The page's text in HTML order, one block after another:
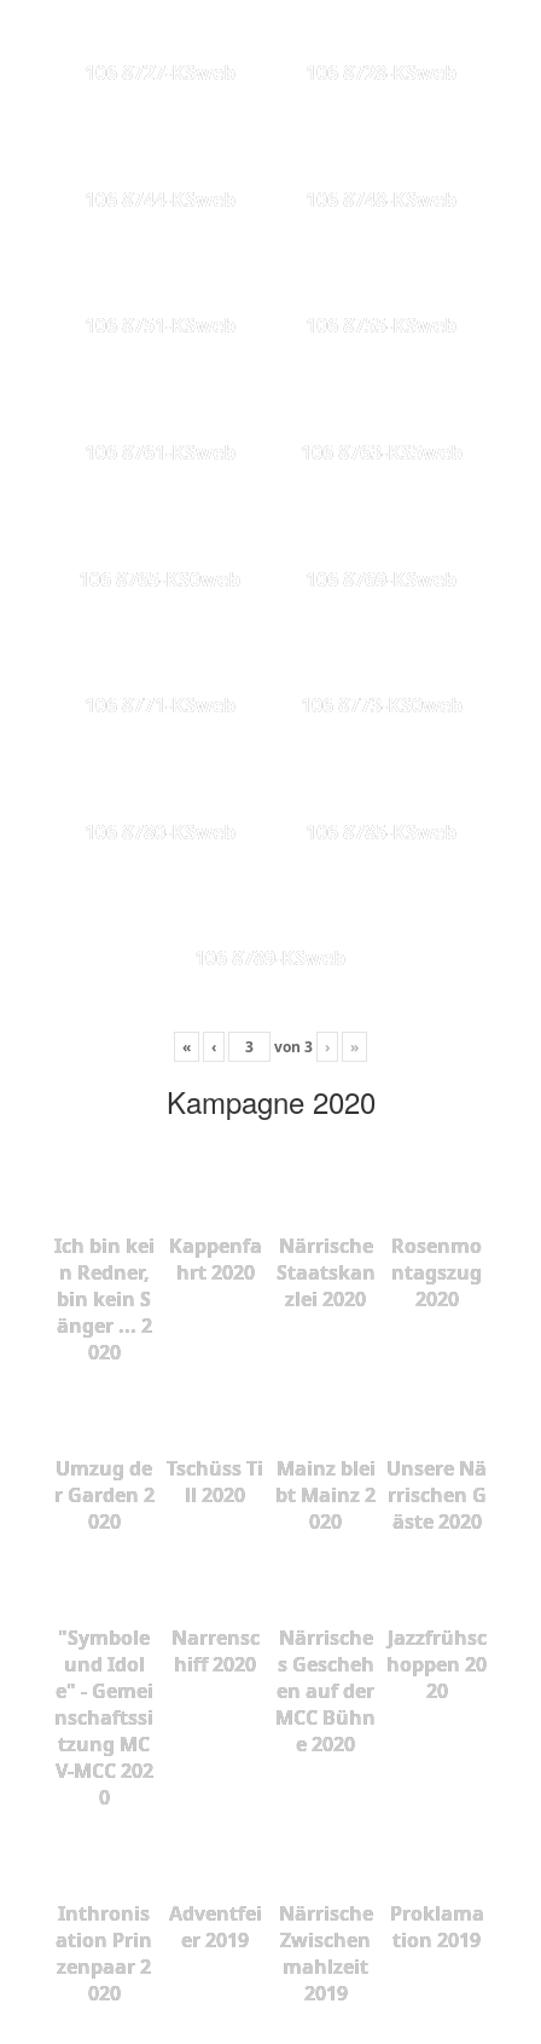
106 8727-KSweb 106 8728-KSweb
106 8744-KSweb 106 8748-KSweb
106 8751-KSweb 106 8755-KSweb
106 8761-KSweb 106 8763-KS5web
106 8765-KS0web 106 8769-KSweb
106 8771-KSweb 106 8773-KS0web
106 8780-KSweb 106 8785-KSweb
106 8789-KSweb
« ‹ von 3 › »
Kampagne 2020
Ich bin kei
n Redner,
bin kein S
änger ... 2
020
Kappenfa
hrt 2020
Närrische
Staatskan
zlei 2020
Rosenmo
ntagszug
2020
Umzug de
r Garden 2
020
Tschüss Ti
ll 2020
Mainz blei
bt Mainz 2
020
Unsere Nä
rrischen G
äste 2020
"Symbole
und Idol
e" - Gemei
nschaftssi
tzung MC
V-MCC 202
0
Narrensc
hiff 2020
Närrische
s Gescheh
en auf der
MCC Bühn
e 2020
Jazzfrühsc
hoppen 20
20
Inthronis
ation Prin
zenpaar 2
020
Adventfei
er 2019
Närrische
Zwischen
mahlzeit
2019
Proklama
tion 2019